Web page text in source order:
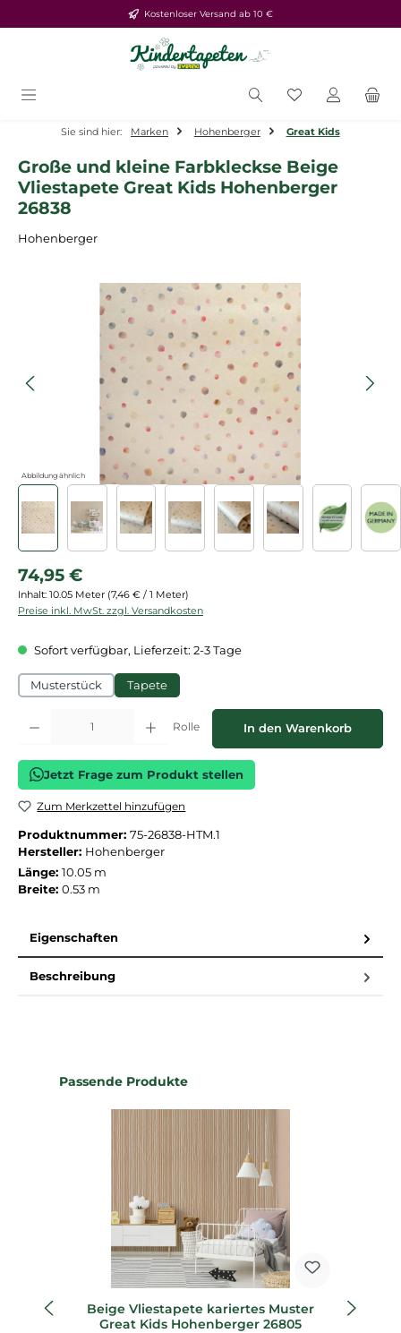
Zum Hauptinhalt springenKostenloser Versand ab 10 €
Du hast 0
Sie sind hier: Marken Hohenberger Great Kids
Große und kleine Farbkleckse Beige
Vliestapete Great Kids Hohenberger
26838
Hohenberger
Bildergalerie überspringen
Abbildung ähnlich
Regulärer Preis:
74,95 €
Inhalt: 10.05 Meter (7,46 € / 1 Meter)
Preise inkl. MwSt. zzgl. Versandkosten
Sofort verfügbar, Lieferzeit: 2-3 Tage
Musterstück Tapete
Produkt Anzahl: Gib den gewünschten Wert ein oder benutze die
Rolle In den Warenkorb
Jetzt Frage zum Produkt stellen
Zum Merkzettel hinzufügen
Produktnummer: 75-26838-HTM.1
Hersteller: Hohenberger
Länge: 10.05 m
Breite: 0.53 m
Eigenschaften
Beschreibung
Produktgalerie überspringen
Passende Produkte
Beige Vliestapete kariertes Muster
Great Kids Hohenberger 26805